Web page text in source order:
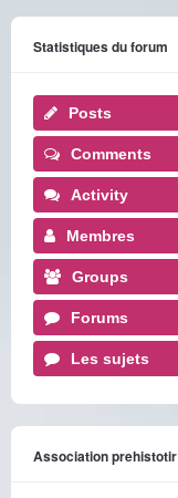
Statistiques du forum
Posts
Comments
Activity
Membres
Groups
Forums
Les sujets
Association prehistotir